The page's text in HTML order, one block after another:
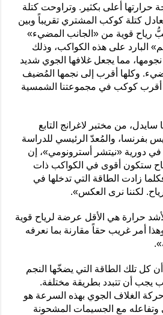
حرارتها أعلى بكثير. وتراوحت كتلة
كتلة كوكب المشتري تقريباً وبين
رياح قوية من «الجانب المضيء»
البارد على هذه الكواكب، وذلك
مما يجعل غلافها الجوي شديد
وكلها أقرب إلى نجمها المُضيف
كوكب في مجموعتنا الشمسية
من مختبر لاغرانج التابع
بفرنسا، والمُعدّ الرئيسي للدراسة
في دورية «نيتشر أسترونومي»، إن
ستكون أقوى في الكواكب ذات
زادت الطاقة التي تدخلها في
لكننا نرى العكس».
حرارة هي الأقل عرضة لرياح قوية
أمر غريب حقاً مقارنة بما نعرفه
كل تلك الطاقة التي يضخّها النجم
يجب أن تتبدد بطريقة مختلفة.
حركة الغلاف الجوي بهذه السرعة هو
وتفاعله مع الجسيمات المشحونة